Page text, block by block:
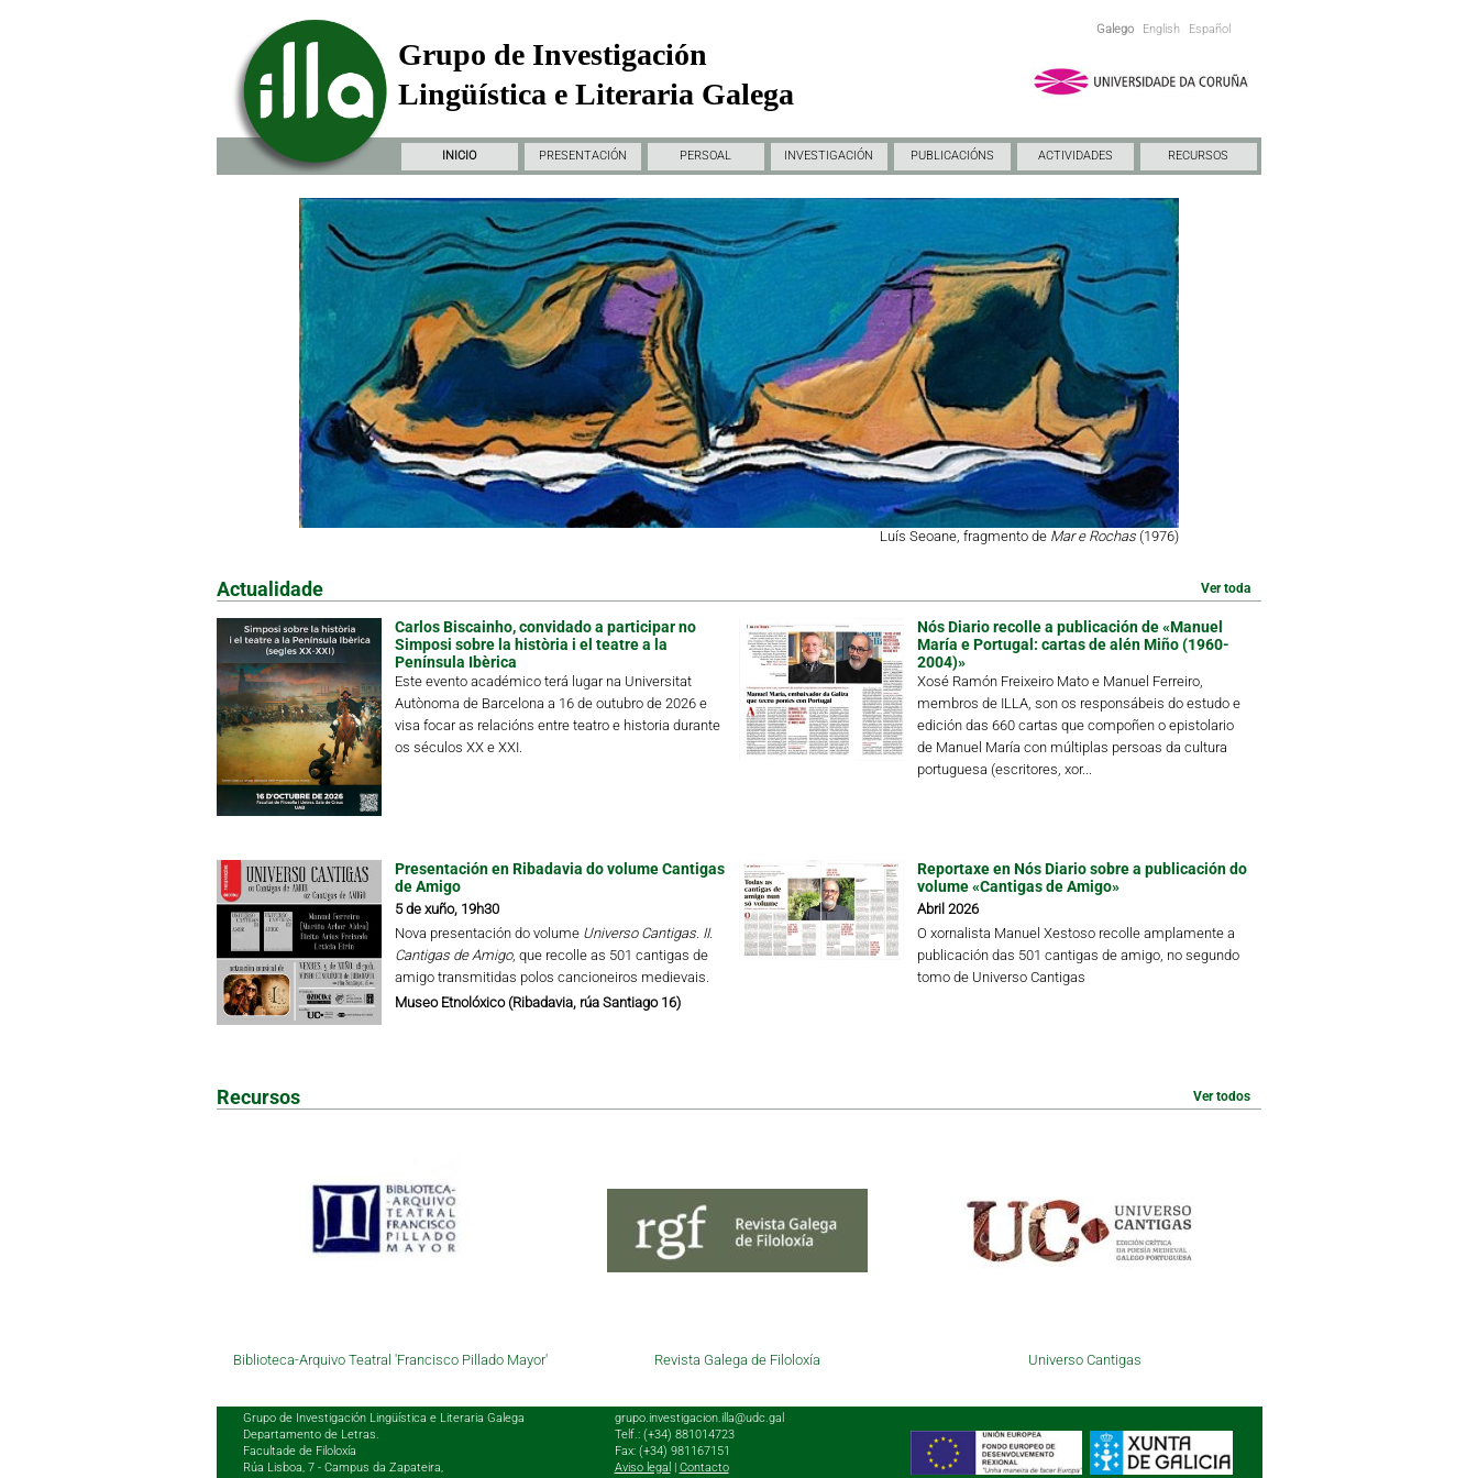
Galego English Español
Grupo de Investigación
Lingüística e Literaria Galega
INICIO PRESENTACIÓN PERSOAL INVESTIGACIÓN PUBLICACIÓNS ACTIVIDADES RECURSOS
Luís Seoane, fragmento deMar e Rochas (1976)
Actualidade Ver toda
Carlos Biscainho, convidado a participar no
Simposi sobre la història i el teatre a la
Península Ibèrica
Este evento académico terá lugar na Universitat
Autònoma de Barcelona a 16 de outubro de 2026 e
visa focar as relacións entre teatro e historia durante
os séculos XX e XXI.
Nós Diario recolle a publicación de «Manuel
María e Portugal: cartas de alén Miño (1960-
2004)»
Xosé Ramón Freixeiro Mato e Manuel Ferreiro,
membros de ILLA, son os responsábeis do estudo e
edición das 660 cartas que compoñen o epistolario
de Manuel María con múltiplas persoas da cultura
portuguesa (escritores, xor...
Presentación en Ribadavia do volume Cantigas
de Amigo
5 de xuño, 19h30
Nova presentación do volume Universo Cantigas. II.
Cantigas de Amigo, que recolle as 501 cantigas de
amigo transmitidas polos cancioneiros medievais.
Museo Etnolóxico (Ribadavia, rúa Santiago 16)
Reportaxe en Nós Diario sobre a publicación do
volume «Cantigas de Amigo»
Abril 2026
O xornalista Manuel Xestoso recolle amplamente a
publicación das 501 cantigas de amigo, no segundo
tomo de Universo Cantigas
Recursos Ver todos
Biblioteca-Arquivo Teatral 'Francisco Pillado Mayor' Revista Galega de Filoloxía Universo Cantigas
Grupo de Investigación Lingüística e Literaria Galega
Departamento de Letras.
Facultade de Filoloxía
Rúa Lisboa, 7 - Campus da Zapateira,
grupo.investigacion.illa@udc.gal
Telf.: (+34) 881014723
Fax: (+34) 981167151
Aviso legal | Contacto